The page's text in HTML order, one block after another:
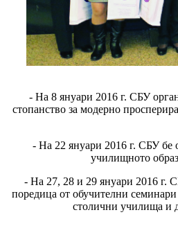
- На 8 януари 2016 г. СБУ
стопанство за модерно
- На 22 януари 2016 г. СБУ бе
училищното
- На 27, 28 и 29 януари 2016 г.
поредица от обучителни
столични училища и